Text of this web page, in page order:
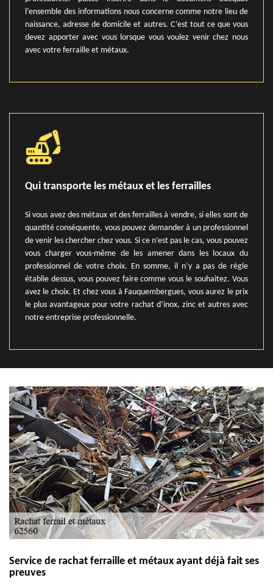
l’ensemble des informations nous concerne comme notre lieu de
naissance, adresse de domicile et autres. C’est tout ce que vous
devez apporter avec vous lorsque vous voulez venir chez nous
avec votre ferraille et métaux.
Qui transporte les métaux et les ferrailles
Si vous avez des métaux et des ferrailles à vendre, si elles sont de
quantité conséquente, vous pouvez demander à un professionnel
de venir les chercher chez vous. Si ce n’est pas le cas, vous pouvez
vous charger vous-même de les amener dans les locaux du
professionnel de votre choix. En somme, il n’y a pas de règle
établie dessus, vous pouvez faire comme vous le souhaitez. Vous
avez le choix. Et chez vous à Fauquembergues, vous aurez le prix
le plus avantageux pour votre rachat d’inox, zinc et autres avec
notre entreprise professionnelle.
Service de rachat ferraille et métaux ayant déjà fait ses
preuves